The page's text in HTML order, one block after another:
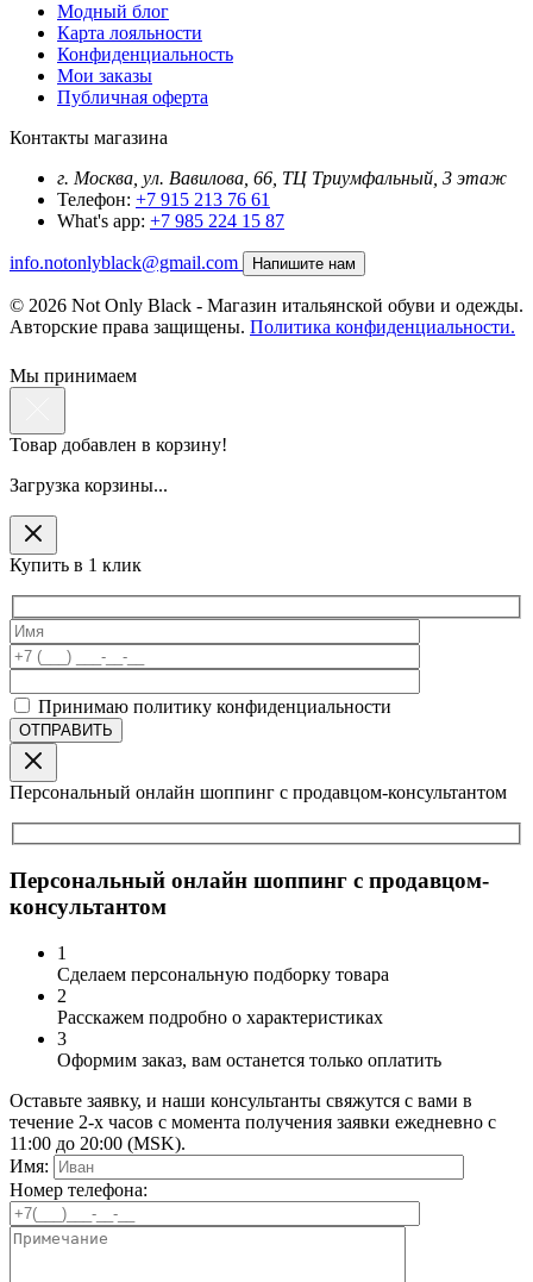
Модный блог
Карта лояльности
Конфиденциальность
Мои заказы
Публичная оферта
Контакты магазина
г. Москва, ул. Вавилова, 66, ТЦ Триумфальный, 3 этаж
Телефон: +7 915 213 76 61
What's app: +7 985 224 15 87
info.notonlyblack@gmail.com Напишите нам
© 2026 Not Only Black - Магазин итальянской обуви и одежды.
Авторские права защищены. Политика конфиденциальности.
Мы принимаем
Товар добавлен в корзину!
Загрузка корзины...
Купить в 1 клик
Принимаю политику конфиденциальности
Персональный онлайн шоппинг с продавцом-консультантом
Персональный онлайн шоппинг с продавцом-
консультантом
1
Сделаем персональную подборку товара
2
Расскажем подробно о характеристиках
3
Оформим заказ, вам останется только оплатить
Оставьте заявку, и наши консультанты свяжутся с вами в
течение 2-х часов с момента получения заявки ежедневно с
11:00 до 20:00 (MSK).
Имя:
Номер телефона: